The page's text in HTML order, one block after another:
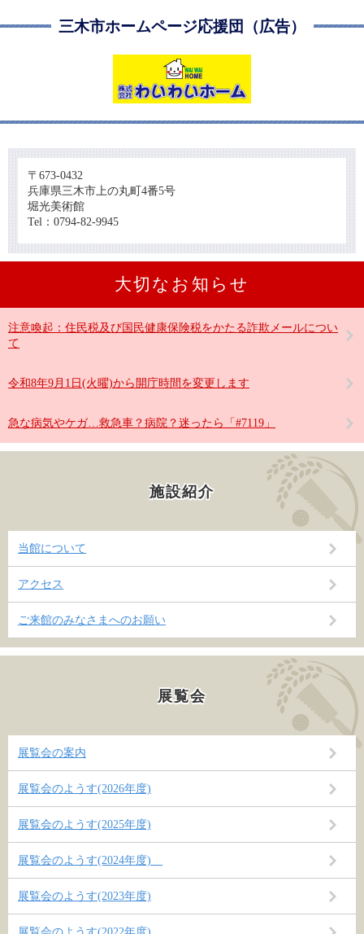
三木市ホームページ応援団（広告）
大切なお知らせ
注意喚起：住民税及び国民健康保険税をかたる詐欺メールについ
て
令和8年9月1日(火曜)から開庁時間を変更します
急な病気やケガ…救急車？病院？迷ったら「#7119」
施設紹介
当館について
アクセス
ご来館のみなさまへのお願い
展覧会
展覧会の案内
展覧会のようす(2026年度)
展覧会のようす(2025年度)
展覧会のようす(2024年度)
展覧会のようす(2023年度)
〒673-0432
兵庫県三木市上の丸町4番5号
堀光美術館
Tel：0794-82-9945